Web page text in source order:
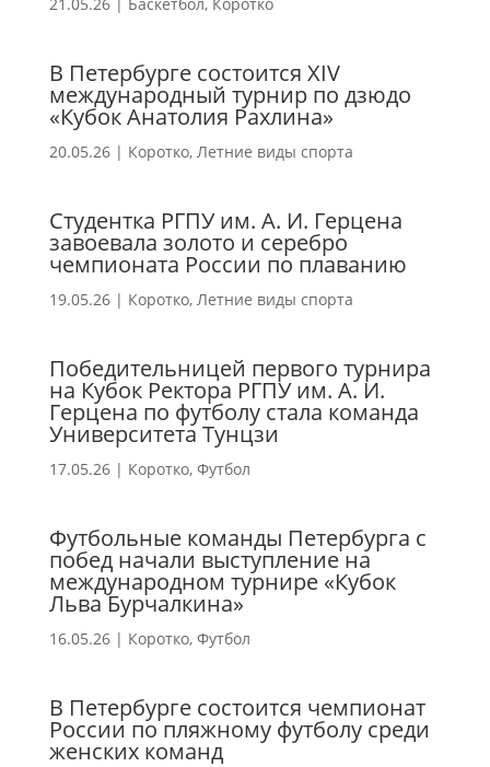
В Петербурге состоится XIV
международный турнир по дзюдо
«Кубок Анатолия Рахлина»
20.05.26| Коротко, Летние виды спорта
Студентка РГПУ им. А. И. Герцена
завоевала золото и серебро
чемпионата России по плаванию
19.05.26| Коротко, Летние виды спорта
Победительницей первого турнира
на Кубок Ректора РГПУ им. А. И.
Герцена по футболу стала команда
Университета Тунцзи
17.05.26| Коротко, Футбол
Футбольные команды Петербурга с
побед начали выступление на
международном турнире «Кубок
Льва Бурчалкина»
16.05.26| Коротко, Футбол
В Петербурге состоится чемпионат
России по пляжному футболу среди
женских команд